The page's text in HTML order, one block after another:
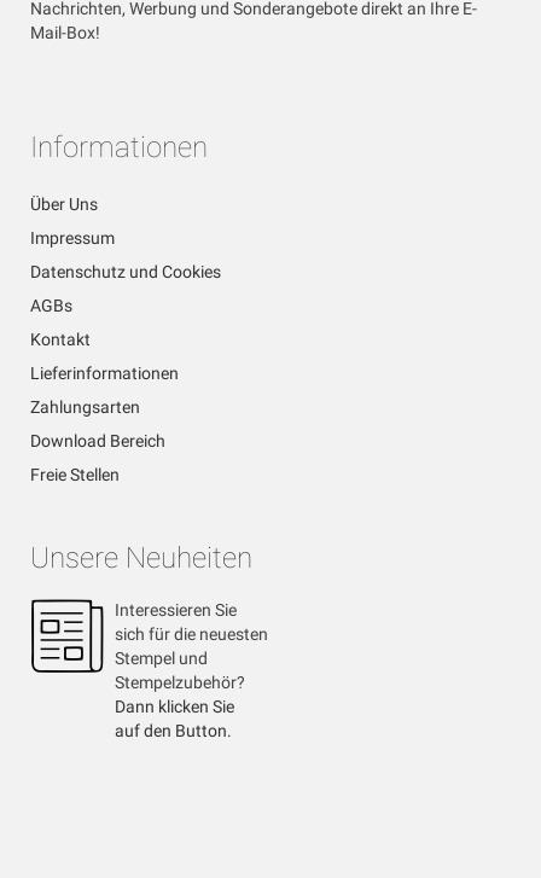
Nachrichten, Werbung und Sonderangebote direkt an Ihre E-
Mail-Box!
Informationen
Über Uns
Impressum
Datenschutz und Cookies
AGBs
Kontakt
Lieferinformationen
Zahlungsarten
Download Bereich
Freie Stellen
Unsere Neuheiten
Interessieren Sie
sich für die neuesten
Stempel und
Stempelzubehör?
Dann klicken Sie
auf den Button.